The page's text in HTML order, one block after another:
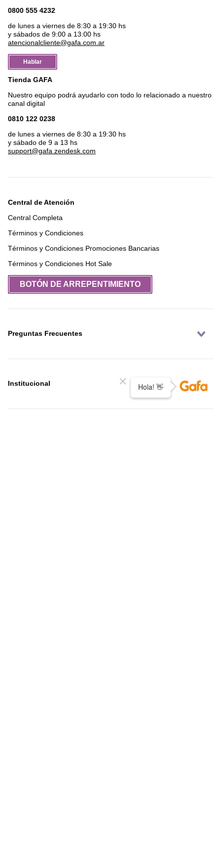
0800 555 4232
de lunes a viernes de 8:30 a 19:30 hs
y sábados de 9:00 a 13:00 hs
atencionalcliente@gafa.com.ar
Hablar
Tienda GAFA
Nuestro equipo podrá ayudarlo con todo lo relacionado a nuestro
canal digital
0810 122 0238
de lunes a viernes de 8:30 a 19:30 hs
y sábado de 9 a 13 hs
support@gafa.zendesk.com
Central de Atención
Central Completa
Términos y Condiciones
Términos y Condiciones Promociones Bancarias
Términos y Condiciones Hot Sale
BOTÓN DE ARREPENTIMIENTO
Preguntas Frecuentes
Institucional